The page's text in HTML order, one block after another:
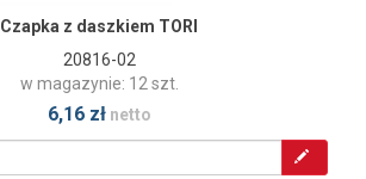
Czapka z daszkiem TORI
20816-02
w magazynie: 12 szt.
6,16 złnetto